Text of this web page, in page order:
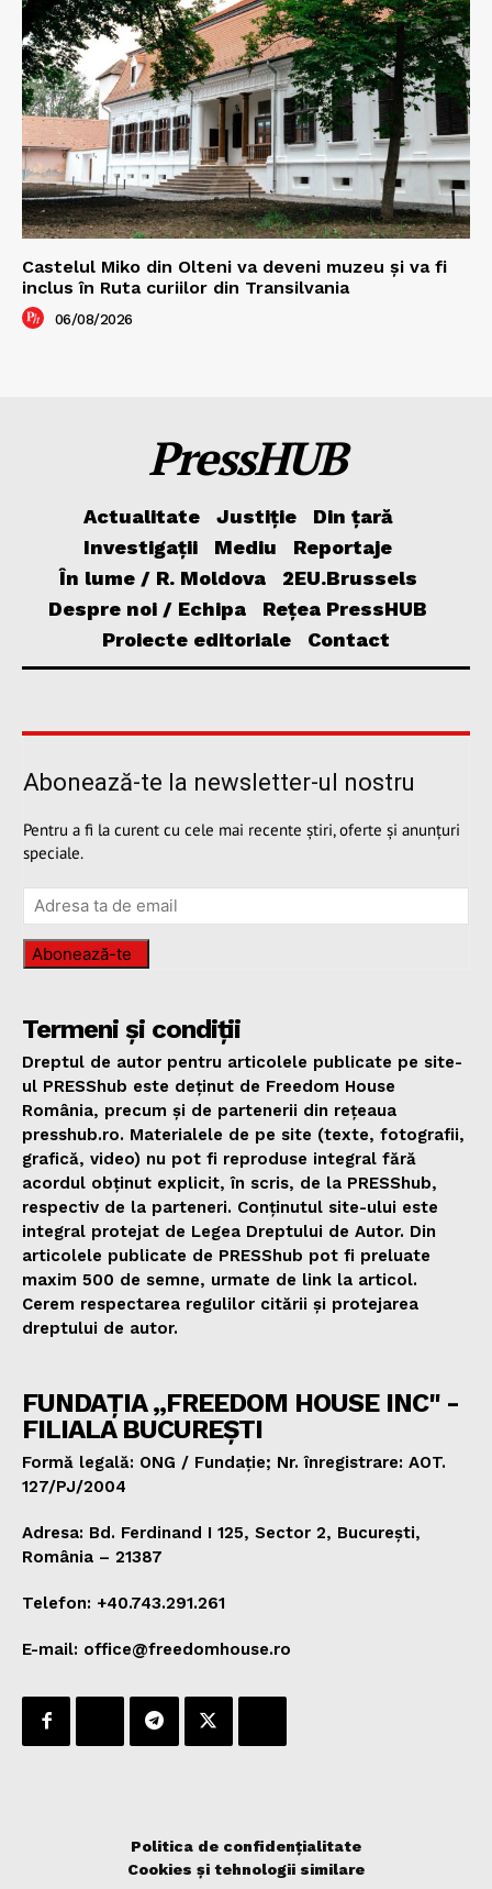
Castelul Miko din Olteni va deveni muzeu şi va fi
inclus în Ruta curiilor din Transilvania
06/08/2026
PressHUB
Actualitate Justiție
Din țară
Investigații
Mediu
Reportaje
În lume / R. Moldova
2EU.Brussels
Despre noi / Echipa
Rețea PressHUB
Proiecte editoriale
Contact
Abonează-te la newsletter-ul nostru
Pentru a fi la curent cu cele mai recente știri, oferte și anunțuri
speciale.
Abonează-te
Termeni și condiții
Dreptul de autor pentru articolele publicate pe site-
ul PRESShub este deținut de Freedom House
România, precum și de partenerii din rețeaua
presshub.ro. Materialele de pe site (texte, fotografii,
grafică, video) nu pot fi reproduse integral fără
acordul obținut explicit, în scris, de la PRESShub,
respectiv de la parteneri. Conținutul site-ului este
integral protejat de Legea Dreptului de Autor. Din
articolele publicate de PRESShub pot fi preluate
maxim 500 de semne, urmate de link la articol.
Cerem respectarea regulilor citării și protejarea
dreptului de autor.
FUNDAȚIA „FREEDOM HOUSE INC" -
FILIALA BUCUREȘTI
Formă legală: ONG / Fundație; Nr. înregistrare: AOT.
127/PJ/2004
Adresa: Bd. Ferdinand I 125, Sector 2, București,
România – 21387
Telefon: +40.743.291.261
E-mail: office@freedomhouse.ro
Politica de confidențialitate
Cookies și tehnologii similare